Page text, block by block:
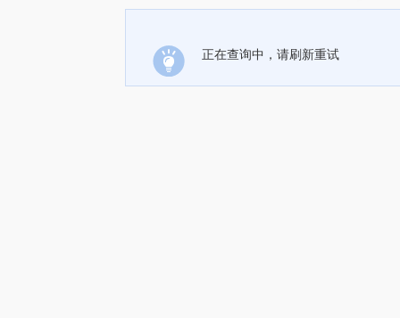
正在查询中，请刷新重试